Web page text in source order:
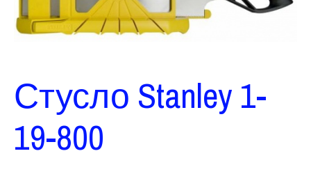
Стусло Stanley 1-
19-800